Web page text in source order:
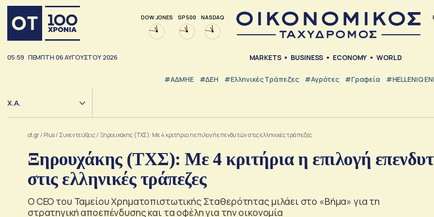
DOW JONES SP 500 NASDAQ
05:59 ΠΕΜΠΤΗ 06ΑΥΓΟΥΣΤΟΥ 2026 MARKETS BUSINESS ECONOMY WORLD
#ΑΔΜΗΕ #ΔΕΗ #ελληνικές Τράπεζες #Αγρότες #Γραφεία #HELLENiQ
Χ.Α.
ot.gr/ Plus/ Συνεντεύξεις/ Ξηρουχάκης (ΤΧΣ): Με 4 κριτήρια η επιλογή επενδυτών στις ελληνικές τράπεζες
Ξηρουχάκης (ΤΧΣ): Με 4 κριτήρια η επιλογή
στις ελληνικές τράπεζες
Ο CEO του Ταμείου Χρηματοπιστωτικής Σταθερότητας μιλάει στο «Βήμα» για τη
στρατηγική αποεπένδυσης και τα οφέλη για την οικονομία